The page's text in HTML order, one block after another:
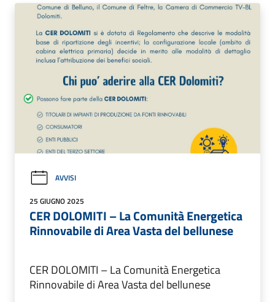
AVVISI
25 GIUGNO 2025
CER DOLOMITI – La Comunità Energetica
Rinnovabile di Area Vasta del bellunese
CER DOLOMITI – La Comunità Energetica
Rinnovabile di Area Vasta del bellunese